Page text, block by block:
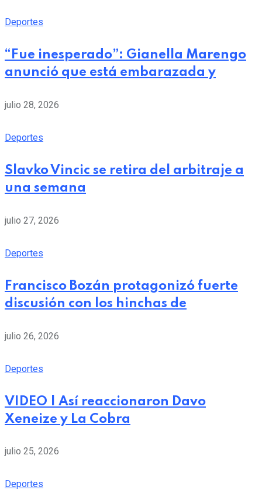
Deportes
“Fue inesperado”: Gianella Marengo
anunció que está embarazada y
julio 28, 2026
Deportes
Slavko Vincic se retira del arbitraje a
una semana
julio 27, 2026
Deportes
Francisco Bozán protagonizó fuerte
discusión con los hinchas de
julio 26, 2026
Deportes
VIDEO | Así reaccionaron Davo
Xeneize y La Cobra
julio 25, 2026
Deportes